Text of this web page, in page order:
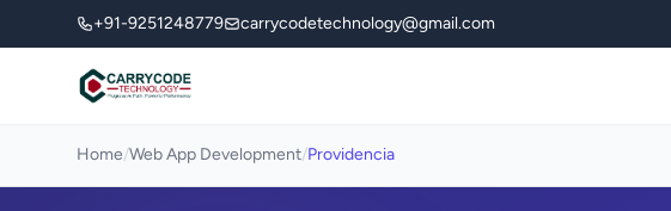
+91-9251248779 carrycodetechnology@gmail.com
Home/Web App Development/Providencia